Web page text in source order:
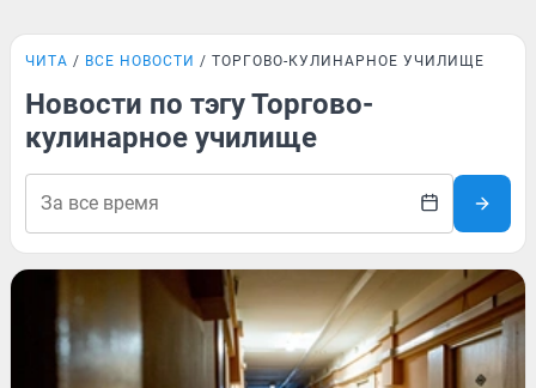
ЧИТА ВСЕ НОВОСТИ ТОРГОВО-КУЛИНАРНОЕ УЧИЛИЩЕ
Новости по тэгу Торгово-
кулинарное училище